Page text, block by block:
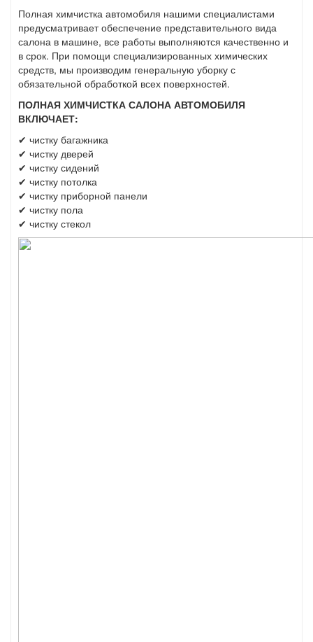
Полная химчистка автомобиля нашими специалистами
предусматривает обеспечение представительного вида
салона в машине, все работы выполняются качественно и
в срок. При помощи специализированных химических
средств, мы производим генеральную уборку с
обязательной обработкой всех поверхностей.
ПОЛНАЯ ХИМЧИСТКА САЛОНА АВТОМОБИЛЯ
ВКЛЮЧАЕТ:
✔ чистку багажника
✔ чистку дверей
✔ чистку сидений
✔ чистку потолка
✔ чистку приборной панели
✔ чистку пола
✔ чистку стекол